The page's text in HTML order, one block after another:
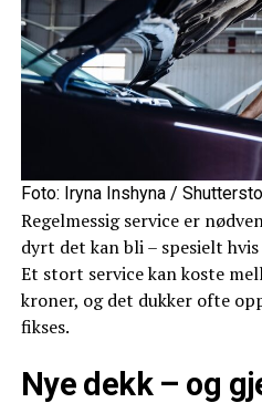
Foto: Iryna Inshyna /
Regelmessig service er
dyrt det kan bli – spesielt
Et stort service kan koste
kroner, og det dukker ofte
fikses.
Nye dekk – og